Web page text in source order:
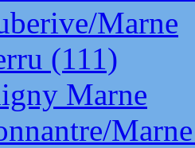
Marne
(111)
Marne